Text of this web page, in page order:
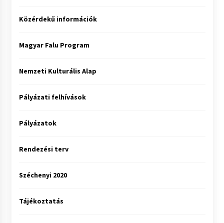
Közérdekű információk
Magyar Falu Program
Nemzeti Kulturális Alap
Pályázati felhívások
Pályázatok
Rendezési terv
Széchenyi 2020
Tájékoztatás